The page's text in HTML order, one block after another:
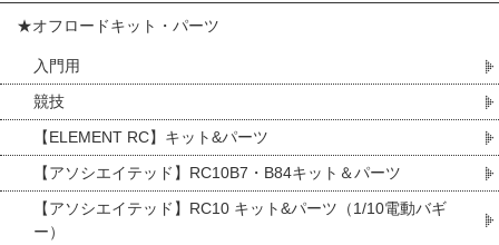
★オフロードキット・パーツ
入門用
競技
【ELEMENT RC】キット&パーツ
【アソシエイテッド】RC10B7・B84キット＆パーツ
【アソシエイテッド】RC10 キット&パーツ（1/10電動バギ
ー）